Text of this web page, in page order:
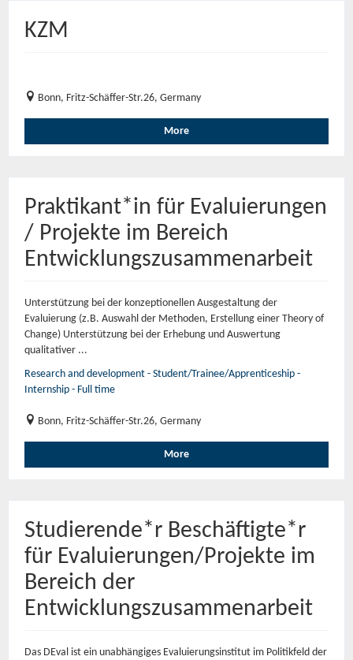
KZM
Bonn, Fritz-Schäffer-Str.26, Germany
More
Praktikant*in für Evaluierungen
/ Projekte im Bereich
Entwicklungszusammenarbeit
Unterstützung bei der konzeptionellen Ausgestaltung der
Evaluierung (z.B. Auswahl der Methoden, Erstellung einer Theory of
Change) Unterstützung bei der Erhebung und Auswertung
qualitativer ...
Research and development - Student/Trainee/Apprenticeship -
Internship - Full time
Bonn, Fritz-Schäffer-Str.26, Germany
More
Studierende*r Beschäftigte*r
für Evaluierungen/Projekte im
Bereich der
Entwicklungszusammenarbeit
Das DEval ist ein unabhängiges Evaluierungsinstitut im Politikfeld der